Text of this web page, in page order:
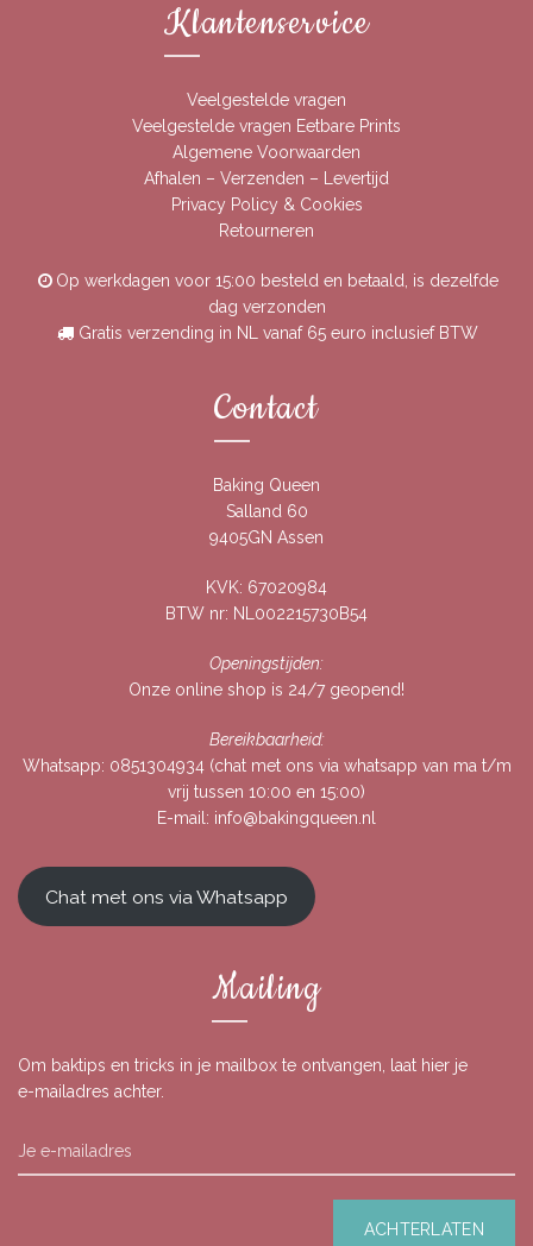
Klantenservice
Veelgestelde vragen
Veelgestelde vragen Eetbare Prints
Algemene Voorwaarden
Afhalen – Verzenden – Levertijd
Privacy Policy & Cookies
Retourneren
Op werkdagen voor 15:00 besteld en betaald, is dezelfde
dag verzonden
Gratis verzending in NL vanaf 65 euro inclusief BTW
Contact
Baking Queen
Salland 60
9405GN Assen
KVK: 67020984
BTW nr: NL002215730B54
Openingstijden:
Onze online shop is 24/7 geopend!
Bereikbaarheid:
Whatsapp: 0851304934(chat met ons via whatsapp van ma t/m
vrij tussen 10:00 en 15:00)
E-mail: info@bakingqueen.nl
Chat met ons via Whatsapp
Mailing
Om baktips en tricks in je mailbox te ontvangen, laat hier je
e-mailadres achter.